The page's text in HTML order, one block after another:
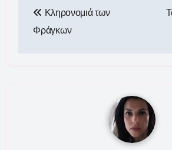
άρθρων
Κληρονομιά των
Φράγκων